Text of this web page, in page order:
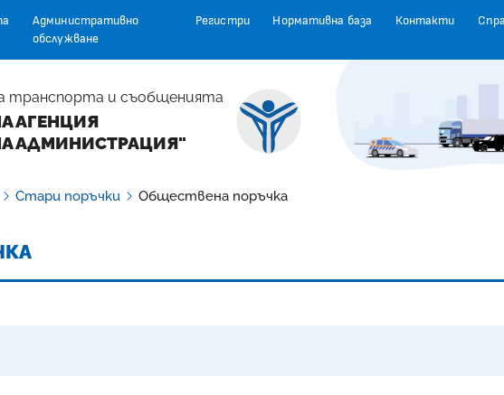
Административно
обслужване
Регистри Нормативна база Контакти
транспорта и съобщенията
АГЕНЦИЯ
АДМИНИСТРАЦИЯ"
Стари поръчки Обществена поръчка